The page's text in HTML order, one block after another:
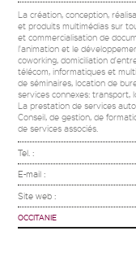
La création, conception,
et produits multimédias sur
et commercialisation de
l'animation et le
coworking, domiciliation
télécom, informatiques et
de séminaires, location de
services connexes: transport,
La prestation de services
Conseil, de gestion, de
de services associés.
Tel. :
E-mail :
Site web :
OCCITANIE